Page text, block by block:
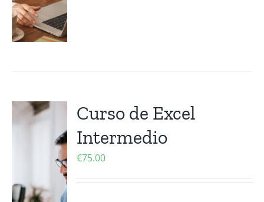
Curso de Excel
Intermedio
€75.00